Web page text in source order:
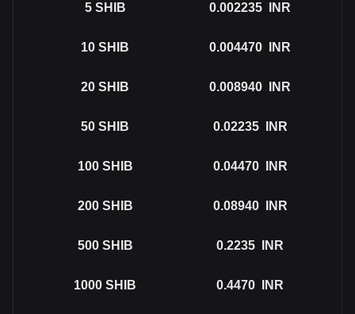
5 SHIB 0.002235 INR
10 SHIB 0.004470 INR
20 SHIB 0.008940 INR
50 SHIB 0.02235 INR
100 SHIB 0.04470 INR
200 SHIB 0.08940 INR
500 SHIB 0.2235 INR
1000 SHIB 0.4470 INR